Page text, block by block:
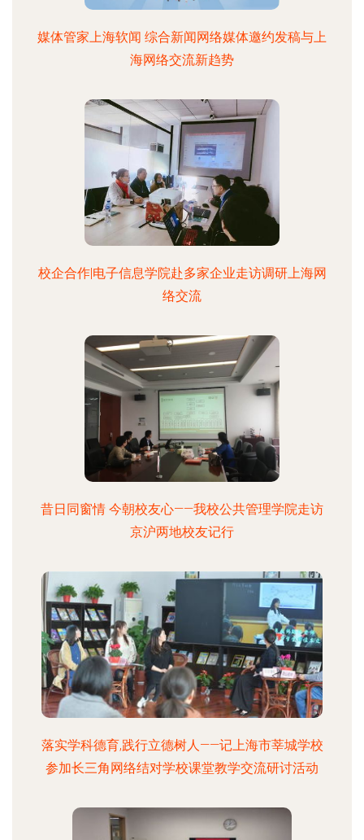
媒体管家上海软闻 综合新闻网络媒体邀约发稿与上
海网络交流新趋势
校企合作|电子信息学院赴多家企业走访调研上海网
络交流
昔日同窗情 今朝校友心——我校公共管理学院走访
京沪两地校友记行
落实学科德育,践行立德树人——记上海市莘城学校
参加长三角网络结对学校课堂教学交流研讨活动